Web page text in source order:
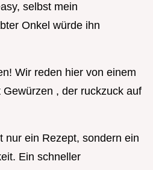
selbst mein
Onkel würde ihn
Wir reden hier von einem
, der ruckzuck auf
nur ein Rezept, sondern ein
Ein schneller